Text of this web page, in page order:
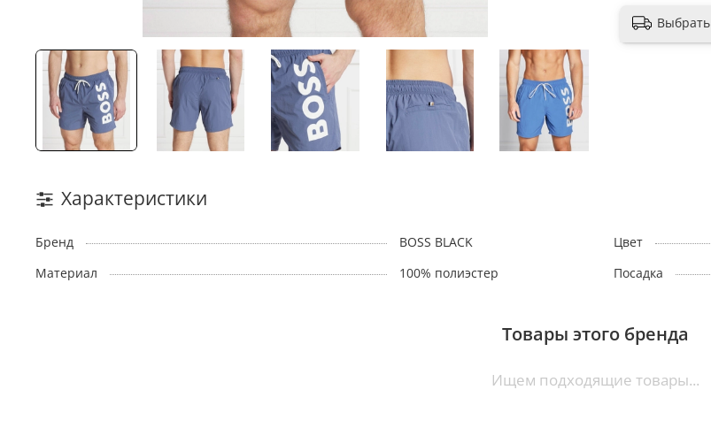
Выбрать
Характеристики
Бренд BOSS BLACK Цвет
Материал
100% полиэстер Посадка
Товары этого бренда
Ищем подходящие товары...